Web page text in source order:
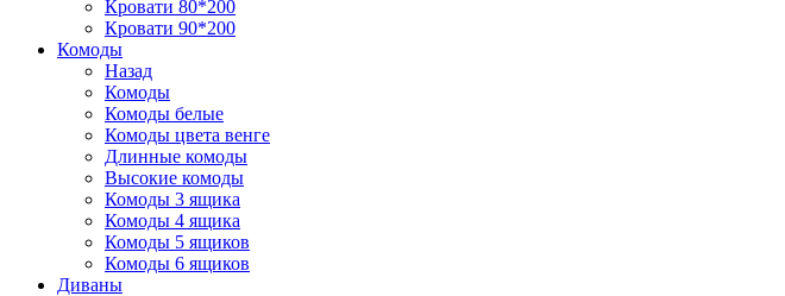
Кровати 80*200
Кровати 90*200
Комоды
Назад
Комоды
Комоды белые
Комоды цвета венге
Длинные комоды
Высокие комоды
Комоды 3 ящика
Комоды 4 ящика
Комоды 5 ящиков
Комоды 6 ящиков
Диваны